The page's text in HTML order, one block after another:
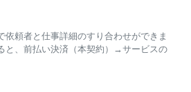
依頼者と仕事詳細のすり合わせができま
と、前払い決済（本契約）→サービスの